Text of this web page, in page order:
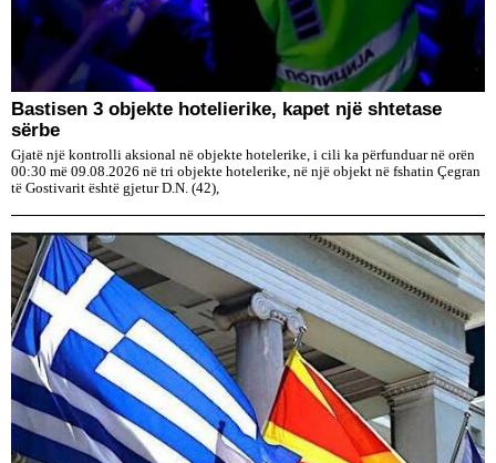
Bastisen 3 objekte hotelierike, kapet një shtetase
sërbe
Gjatë një kontrolli aksional në objekte hotelerike, i cili ka përfunduar në orën
00:30 më 09.08.2026 në tri objekte hotelerike, në një objekt në fshatin Çegran
të Gostivarit është gjetur D.N. (42),